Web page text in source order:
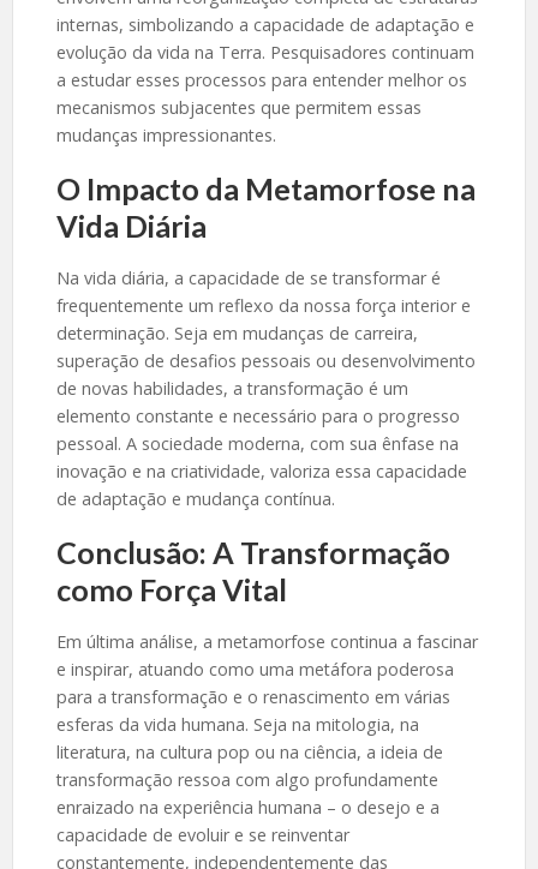
internas, simbolizando a capacidade de adaptação e
evolução da vida na Terra. Pesquisadores continuam
a estudar esses processos para entender melhor os
mecanismos subjacentes que permitem essas
mudanças impressionantes.
O Impacto da Metamorfose na
Vida Diária
Na vida diária, a capacidade de se transformar é
frequentemente um reflexo da nossa força interior e
determinação. Seja em mudanças de carreira,
superação de desafios pessoais ou desenvolvimento
de novas habilidades, a transformação é um
elemento constante e necessário para o progresso
pessoal. A sociedade moderna, com sua ênfase na
inovação e na criatividade, valoriza essa capacidade
de adaptação e mudança contínua.
Conclusão: A Transformação
como Força Vital
Em última análise, a metamorfose continua a fascinar
e inspirar, atuando como uma metáfora poderosa
para a transformação e o renascimento em várias
esferas da vida humana. Seja na mitologia, na
literatura, na cultura pop ou na ciência, a ideia de
transformação ressoa com algo profundamente
enraizado na experiência humana – o desejo e a
capacidade de evoluir e se reinventar
constantemente, independentemente das